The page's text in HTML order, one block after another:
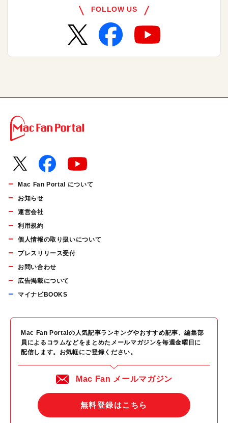
FOLLOW US
Mac Fan Portal について
お知らせ
運営会社
利用規約
個人情報の取り扱いについて
プレスリリース受付
お問い合わせ
広告掲載について
マイナビBOOKS
Mac Fan Portalの人気記事ランキングやおすすめ記事、編集部
員によるコラムなどをまとめたメールマガジンを毎週金曜日に
配信します。お気軽にご登録ください。
Mac Fan メールマガジン
無料登録はこちら